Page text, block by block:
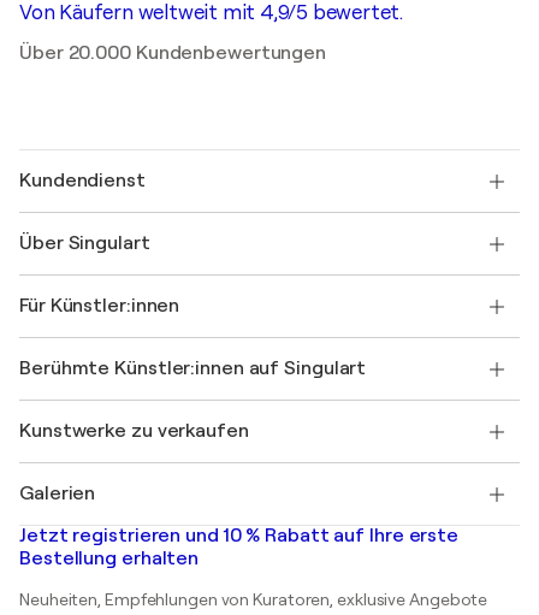
Von Käufern weltweit mit 4,9/5 bewertet.
Über 20.000 Kundenbewertungen
Kundendienst
Versand
Einen Gutschein verschenken
Werden Sie Mitglied unseres Handelsprogramms
Ihr Konto
+49 30 31196995
Über Singulart
FAQ
Singulart-Magazin
Jobs
Entdecken Sie kuratierte Originalkunst
Für Künstler:innen
Als Künstler anmelden
Berühmte Künstler:innen auf Singulart
Marc Chagall
Banksy
Mr. Brainwash
Shepard Fairey
Kunstwerke zu verkaufen
Abstrakte Gemälde zu verkaufen
Landschaftsgemälde
Drucke
Galerien
Kunstgalerien in Deutschland
Kunstgalerien in Schweiz
Jetzt registrieren und 10 % Rabatt auf Ihre erste
Bestellung erhalten
Neuheiten, Empfehlungen von Kuratoren, exklusive Angebote